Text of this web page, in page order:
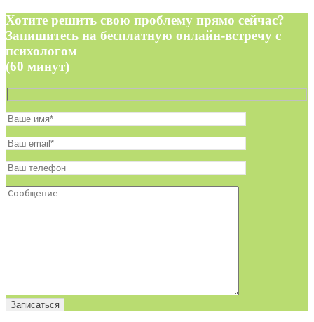
Хотите решить свою проблему прямо сейчас?
Запишитесь на бесплатную онлайн-встречу с
психологом
(60 минут)